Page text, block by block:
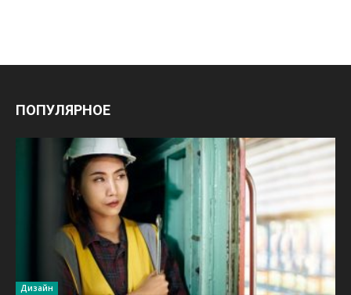
ПОПУЛЯРНОЕ
Дизайн